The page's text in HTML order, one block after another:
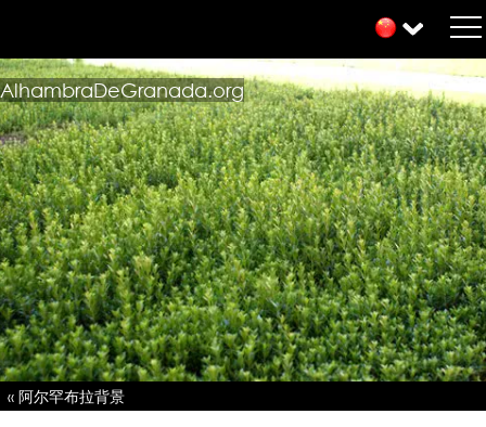
AlhambraDeGranada.org
« 阿尔罕布拉背景